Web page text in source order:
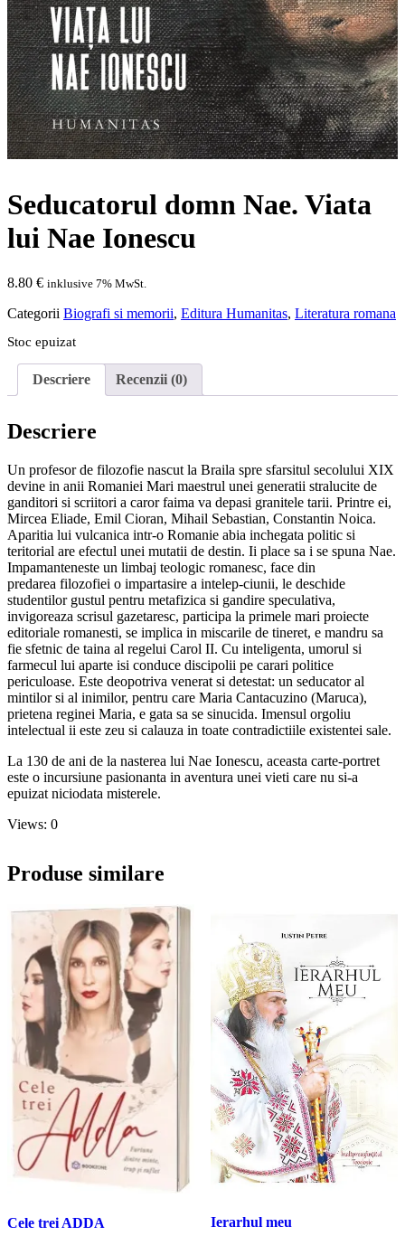
Seducatorul domn Nae. Viata
lui Nae Ionescu
8.80 € inklusive 7% MwSt.
Categorii Biografi si memorii, Editura Humanitas, Literatura romana
Stoc epuizat
Descriere Recenzii (0)
Descriere
Un profesor de filozofie nascut la Braila spre sfarsitul secolului XIX
devine in anii Romaniei Mari maestrul unei generatii stralucite de
ganditori si scriitori a caror faima va depasi granitele tarii. Printre ei,
Mircea Eliade, Emil Cioran, Mihail Sebastian, Constantin Noica.
Aparitia lui vulcanica intr-o Romanie abia inchegata politic si
teritorial are efectul unei mutatii de destin. Ii place sa i se spuna Nae.
Impamanteneste un limbaj teologic romanesc, face din
predarea filozofiei o impartasire a intelep-ciunii, le deschide
studentilor gustul pentru metafizica si gandire speculativa,
invigoreaza scrisul gazetaresc, participa la primele mari proiecte
editoriale romanesti, se implica in miscarile de tineret, e mandru sa
fie sfetnic de taina al regelui Carol II. Cu inteligenta, umorul si
farmecul lui aparte isi conduce discipolii pe carari politice
periculoase. Este deopotriva venerat si detestat: un seducator al
mintilor si al inimilor, pentru care Maria Cantacuzino (Maruca),
prietena reginei Maria, e gata sa se sinucida. Imensul orgoliu
intelectual ii este zeu si calauza in toate contradictiile existentei sale.
La 130 de ani de la nasterea lui Nae Ionescu, aceasta carte-portret
este o incursiune pasionanta in aventura unei vieti care nu si-a
epuizat niciodata misterele.
Views: 0
Produse similare
Cele trei ADDA Ierarhul meu